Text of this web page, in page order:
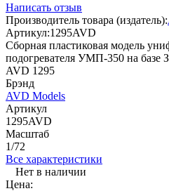
Написать отзыв
Производитель товара (издатель):
Артикул:1295AVD
Сборная пластиковая модель
подогревателя УМП-350 на базе
AVD 1295
Брэнд
AVD Models
Артикул
1295AVD
Масштаб
1/72
Все характеристики
Нет в наличии
Цена: